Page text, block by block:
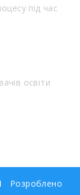
під час
освіти
Розроблено